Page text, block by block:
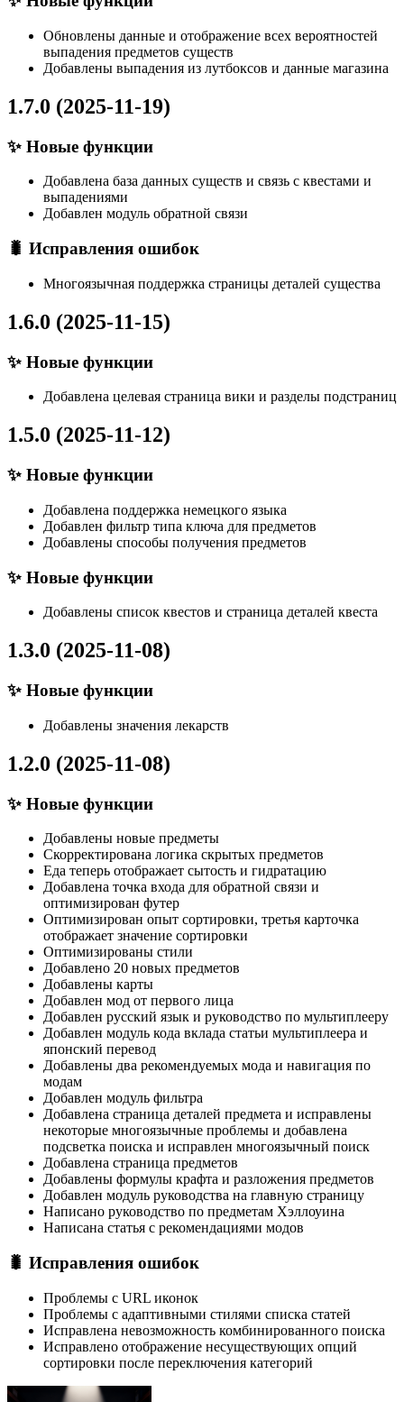
Обновлены данные и отображение всех вероятностей
выпадения предметов существ
Добавлены выпадения из лутбоксов и данные магазина
1.7.0 (2025-11-19)
✨ Новые функции
Добавлена база данных существ и связь с квестами и
выпадениями
Добавлен модуль обратной связи
🐛 Исправления ошибок
Многоязычная поддержка страницы деталей существа
1.6.0 (2025-11-15)
✨ Новые функции
Добавлена целевая страница вики и разделы подстраниц
1.5.0 (2025-11-12)
✨ Новые функции
Добавлена поддержка немецкого языка
Добавлен фильтр типа ключа для предметов
Добавлены способы получения предметов
✨ Новые функции
Добавлены список квестов и страница деталей квеста
1.3.0 (2025-11-08)
✨ Новые функции
Добавлены значения лекарств
1.2.0 (2025-11-08)
✨ Новые функции
Добавлены новые предметы
Скорректирована логика скрытых предметов
Еда теперь отображает сытость и гидратацию
Добавлена точка входа для обратной связи и
оптимизирован футер
Оптимизирован опыт сортировки, третья карточка
отображает значение сортировки
Оптимизированы стили
Добавлено 20 новых предметов
Добавлены карты
Добавлен мод от первого лица
Добавлен русский язык и руководство по мультиплееру
Добавлен модуль кода вклада статьи мультиплеера и
японский перевод
Добавлены два рекомендуемых мода и навигация по
модам
Добавлен модуль фильтра
Добавлена страница деталей предмета и исправлены
некоторые многоязычные проблемы и добавлена
подсветка поиска и исправлен многоязычный поиск
Добавлена страница предметов
Добавлены формулы крафта и разложения предметов
Добавлен модуль руководства на главную страницу
Написано руководство по предметам Хэллоуина
Написана статья с рекомендациями модов
🐛 Исправления ошибок
Проблемы с URL иконок
Проблемы с адаптивными стилями списка статей
Исправлена невозможность комбинированного поиска
Исправлено отображение несуществующих опций
сортировки после переключения категорий